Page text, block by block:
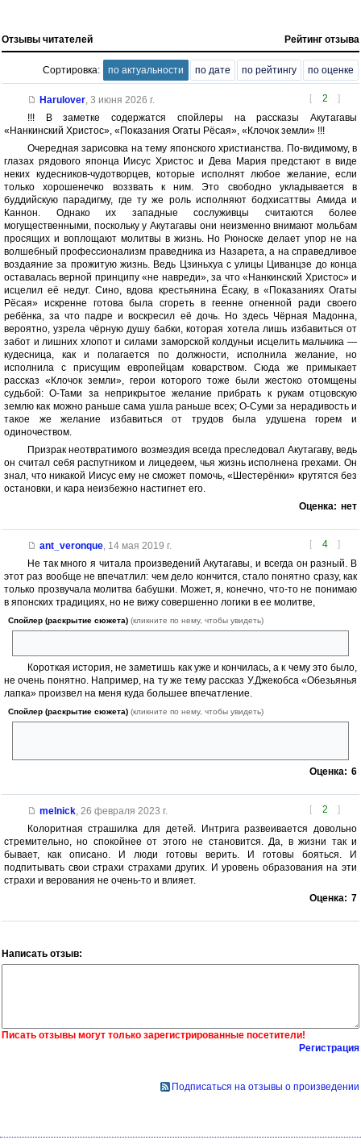
Отзывы читателей Рейтинг отзыва
Сортировка: по актуальности по дате по рейтингу по оценке
[ 2 ]
Harulover, 3 июня 2026 г.
!!! В заметке содержатся спойлеры на рассказы Акутагавы
«Нанкинский Христос», «Показания Огаты Рёсая», «Клочок земли» !!!
Очередная зарисовка на тему японского христианства. По-видимому, в
глазах рядового японца Иисус Христос и Дева Мария предстают в виде
неких кудесников-чудотворцев, которые исполнят любое желание, если
только хорошенечко воззвать к ним. Это свободно укладывается в
буддийскую парадигму, где ту же роль исполняют бодхисаттвы Амида и
Каннон. Однако их западные сослуживцы считаются более
могущественными, поскольку у Акутагавы они неизменно внимают мольбам
просящих и воплощают молитвы в жизнь. Но Рюноске делает упор не на
волшебный профессионализм праведника из Назарета, а на справедливое
воздаяние за прожитую жизнь. Ведь Цзиньхуа с улицы Циванцзе до конца
оставалась верной принципу «не навреди», за что «Нанкинский Христос» и
исцелил её недуг. Сино, вдова крестьянина Ёсаку, в «Показаниях Огаты
Рёсая» искренне готова была сгореть в геенне огненной ради своего
ребёнка, за что падре и воскресил её дочь. Но здесь Чёрная Мадонна,
вероятно, узрела чёрную душу бабки, которая хотела лишь избавиться от
забот и лишних хлопот и силами заморской колдуньи исцелить мальчика —
кудесница, как и полагается по должности, исполнила желание, но
исполнила с присущим европейцам коварством. Сюда же примыкает
рассказ «Клочок земли», герои которого тоже были жестоко отомщены
судьбой: О-Тами за неприкрытое желание прибрать к рукам отцовскую
землю как можно раньше сама ушла раньше всех; О-Суми за нерадивость и
такое же желание избавиться от трудов была удушена горем и
одиночеством.
Призрак неотвратимого возмездия всегда преследовал Акутагаву, ведь
он считал себя распутником и лицедеем, чья жизнь исполнена грехами. Он
знал, что никакой Иисус ему не сможет помочь, «Шестерёнки» крутятся без
остановки, и кара неизбежно настигнет его.
Оценка: нет
[ 4 ]
ant_veronque, 14 мая 2019 г.
Не так много я читала произведений Акутагавы, и всегда он разный. В
этот раз вообще не впечатлил: чем дело кончится, стало понятно сразу, как
только прозвучала молитва бабушки. Может, я, конечно, что-то не понимаю
в японских традициях, но не вижу совершенно логики в ее молитве,
Спойлер (раскрытие сюжета) (кликните по нему, чтобы увидеть)
Короткая история, не заметишь как уже и кончилась, а к чему это было,
не очень понятно. Например, на ту же тему рассказ У.Джекобса «Обезьянья
лапка» произвел на меня куда большее впечатление.
Спойлер (раскрытие сюжета) (кликните по нему, чтобы увидеть)
Оценка: 6
[ 2 ]
melnick, 26 февраля 2023 г.
Колоритная страшилка для детей. Интрига развеивается довольно
стремительно, но спокойнее от этого не становится. Да, в жизни так и
бывает, как описано. И люди готовы верить. И готовы бояться. И
подпитывать свои страхи страхами других. И уровень образования на эти
страхи и верования не очень-то и влияет.
Оценка: 7
Написать отзыв:
Писать отзывы могут только зарегистрированные посетители!
Регистрация
Подписаться на отзывы о произведении